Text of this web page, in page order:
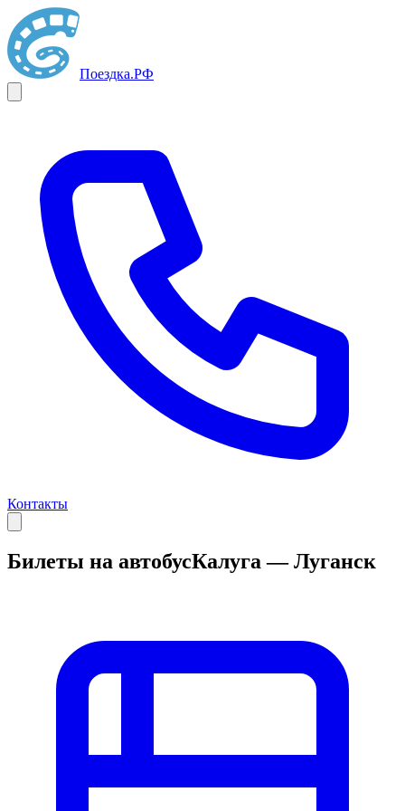
Поездка.РФ
Контакты
Билеты на автобусКалуга — Луганск